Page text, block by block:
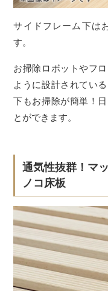
サイドフレーム下は
す。
お掃除ロボットやフ
ように設計されてい
下もお掃除が簡単！
とができます。
通気性抜群！マ
ノコ床板